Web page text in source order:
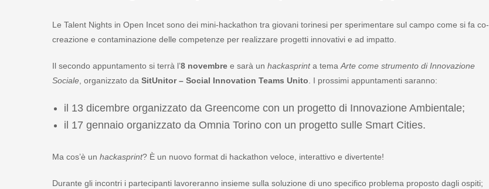
Le Talent Nights in Open Incet sono dei mini-hackathon tra giovani torinesi per sperimentare sul campo come si fa co-
creazione e contaminazione delle competenze per realizzare progetti innovativi e ad impatto.
Il secondo appuntamento si terrà l’8 novembre e sarà un hackasprinta tema Arte come strumento di Innovazione
Sociale , organizzato da SitUnitor – Social Innovation Teams Unito . I prossimi appuntamenti saranno:
il 13 dicembre organizzato da Greencome con un progetto di Innovazione Ambientale;
il 17 gennaio organizzato da Omnia Torino con un progetto sulle Smart Cities.
Ma cos’è un hackasprint? È un nuovo format di hackathon veloce, interattivo e divertente!
Durante gli incontri i partecipanti lavoreranno insieme sulla soluzione di uno specifico problema proposto dagli ospiti;